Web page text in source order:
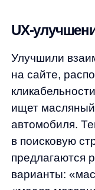
на визуальную
размер
больше. Все это
Помимо этого мы
уточнений и
с ховером и
Теперь все
от оригинальной